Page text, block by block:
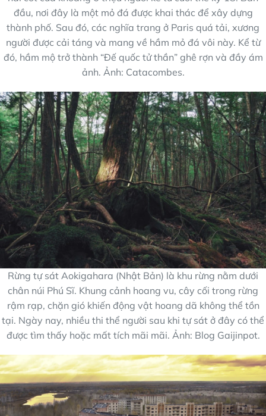
đầu, nơi đây là một mỏ đá được khai thác để xây dựng
thành phố. Sau đó, các nghĩa trang ở Paris quá tải, xương
người được cải táng và mang về hầm mỏ đá vôi này. Kể từ
đó, hầm mộ trở thành “Đế quốc tử thần” ghê rợn và đầy ám
ảnh. Ảnh: Catacombes.
Rừng tự sát Aokigahara (Nhật Bản) là khu rừng nằm dưới
chân núi Phú Sĩ. Khung cảnh hoang vu, cây cối trong rừng
rậm rạp, chặn gió khiến động vật hoang dã không thể tồn
tại. Ngày nay, nhiều thi thể người sau khi tự sát ở đây có thể
được tìm thấy hoặc mất tích mãi mãi. Ảnh: Blog Gaijinpot.